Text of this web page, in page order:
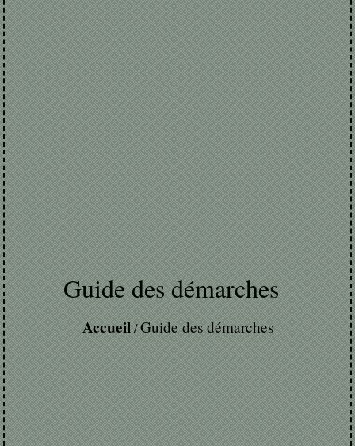
Guide des démarches
Accueil/Guide des démarches